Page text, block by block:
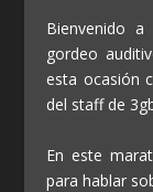
Bienvenido
gordeo
esta ocasión
del staff de
En este
para hablar